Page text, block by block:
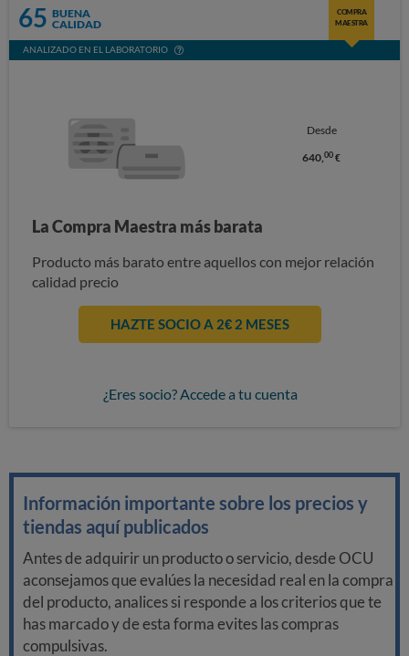
65 BUENA
CALIDAD
COMPRA
MAESTRA
ANALIZADO EN EL LABORATORIO
Desde
640,00 €
La Compra Maestra más barata
Producto más barato entre aquellos con mejor relación
calidad precio
HAZTE SOCIO A 2€ 2 MESES
¿Eres socio? Accede a tu cuenta
Información importante sobre los precios y
tiendas aquí publicados
Antes de adquirir un producto o servicio, desde OCU
aconsejamos que evalúes la necesidad real en la compra
del producto, analices si responde a los criterios que te
has marcado y de esta forma evites las compras
compulsivas.